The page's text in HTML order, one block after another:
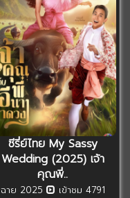
ซีรี่ย์ไทย My Sassy
Wedding (2025) เจ้า
คุณพี่..
ฉาย 2025
เข้าชม 4791